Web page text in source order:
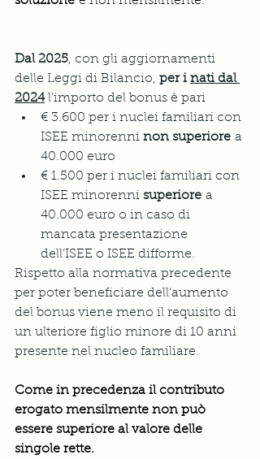
Dal 2025, con gli aggiornamenti
delle Leggi di Bilancio, per i nati dal
2024 l’importo del bonus è pari
€ 3.600 per i nuclei familiari con
ISEE minorenni non superiore a
40.000 euro
€ 1.500 per i nuclei familiari con
ISEE minorenni superiore a
40.000 euro o in caso di
mancata presentazione
dell’ISEE o ISEE difforme.
Rispetto alla normativa precedente
per poter beneficiare dell’aumento
del bonus viene meno il requisito di
un ulteriore figlio minore di 10 anni
presente nel nucleo familiare.
Come in precedenza il contributo
erogato mensilmente non può
essere superiore al valore delle
singole rette.